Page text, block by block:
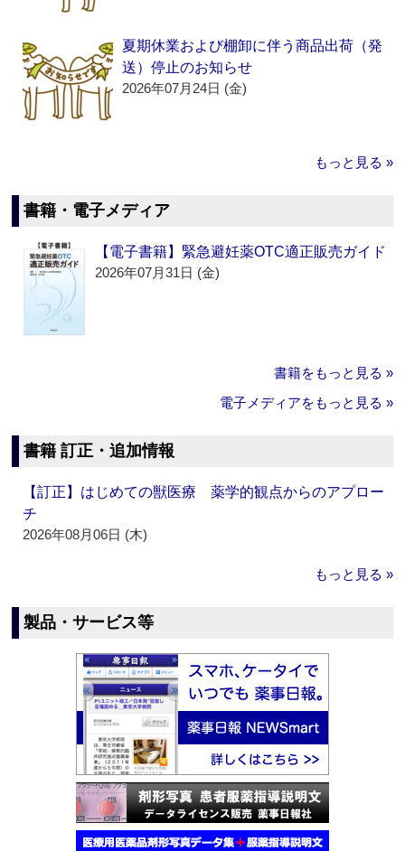
夏期休業および棚卸に伴う商品出荷（発
送）停止のお知らせ
2026年07月24日 (金)
もっと見る »
書籍・電子メディア
【電子書籍】緊急避妊薬OTC適正販売ガイド
2026年07月31日 (金)
書籍をもっと見る »
電子メディアをもっと見る »
書籍 訂正・追加情報
【訂正】はじめての獣医療 薬学的観点からのアプロー
チ
2026年08月06日 (木)
もっと見る »
製品・サービス等